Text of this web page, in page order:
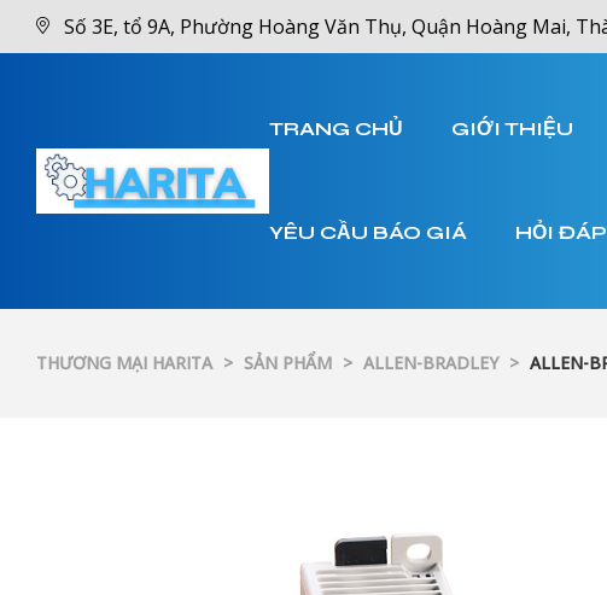
Số 3E, tổ 9A, Phường Hoàng Văn Thụ, Quận Hoàng Mai,
TRANG CHỦ GIỚI THIỆU
YÊU CẦU BÁO GIÁ HỎI ĐÁP
THƯƠNG MẠI HARITA > SẢN PHẨM > ALLEN-BRADLEY > ALLEN-